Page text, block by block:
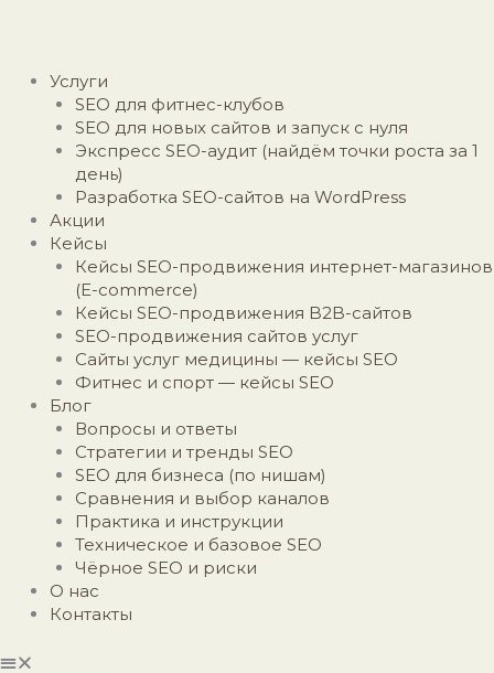
Услуги
SEO для фитнес-клубов
SEO для новых сайтов и запуск с нуля
Экспресс SEO-аудит (найдём точки роста за 1
день)
Разработка SEO-сайтов на WordPress
Акции
Кейсы
Кейсы SEO-продвижения интернет-магазинов
(E-commerce)
Кейсы SEO-продвижения B2B-сайтов
SEO-продвижения сайтов услуг
Сайты услуг медицины — кейсы SEO
Фитнес и спорт — кейсы SEO
Блог
Вопросы и ответы
Стратегии и тренды SEO
SEO для бизнеса (по нишам)
Сравнения и выбор каналов
Практика и инструкции
Техническое и базовое SEO
Чёрное SEO и риски
О нас
Контакты
Меню